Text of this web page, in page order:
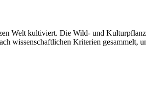
Welt kultiviert. Die Wild- und
wissenschaftlichen Kriterien gesammelt,